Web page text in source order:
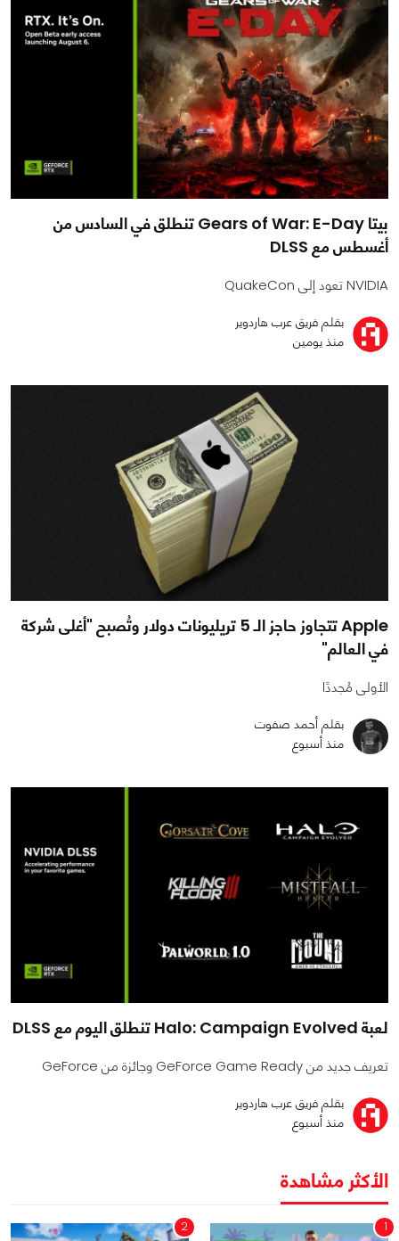
بيتا Gears of War: E-Day تنطلق في السادس من
أغسطس مع DLSS
NVIDIA تعود إلى QuakeCon
بقلم فريق عرب هاردوير
منذ يومين
Apple تتجاوز حاجز الـ 5 تريليونات دولار وتُصبح "أغلى شركة
في العالم"
الأولى مُجددًا
بقلم أحمد صفوت
منذ أسبوع
لعبة Halo: Campaign Evolved تنطلق اليوم مع DLSS
تعريف جديد من GeForce Game Ready وجائزة من GeForce
بقلم فريق عرب هاردوير
منذ أسبوع
الأكثر مشاهدة
1
2